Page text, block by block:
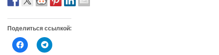
Поделиться ссылкой:
Н
а
Н
а